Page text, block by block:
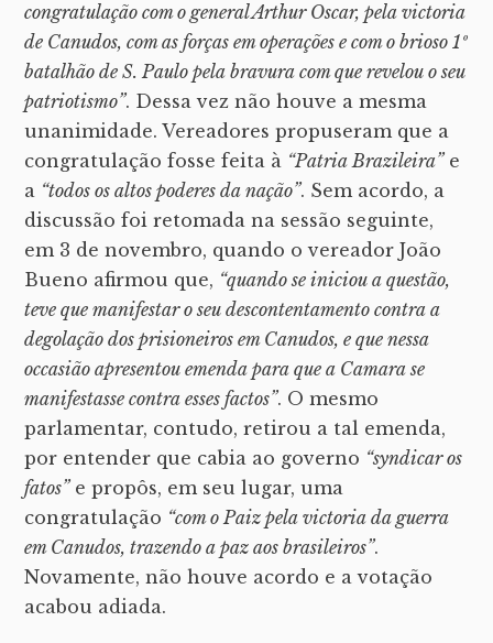
congratulação com o general Arthur Oscar, pela victoria
de Canudos, com as forças em operações e com o brioso 1º
batalhão de S. Paulo pela bravura com que revelou o seu
patriotismo”. Dessa vez não houve a mesma
unanimidade. Vereadores propuseram que a
congratulação fosse feita à “Patria Brazileira”e
a “todos os altos poderes da nação”. Sem acordo, a
discussão foi retomada na sessão seguinte,
em 3 de novembro, quando o vereador João
Bueno afirmou que, “quando se iniciou a questão,
teve que manifestar o seu descontentamento contra a
degolação dos prisioneiros em Canudos, e que nessa
occasiãoapresentou emenda para que a Camara se
manifestasse contra esses factos”. O mesmo
parlamentar, contudo, retirou a tal emenda,
por entender que cabia ao governo “syndicar os
fatos”e propôs, em seu lugar, uma
congratulação “com o Paiz pela victoria da guerra
em Canudos, trazendo a paz aos brasileiros”.
Novamente, não houve acordo e a votação
acabou adiada.